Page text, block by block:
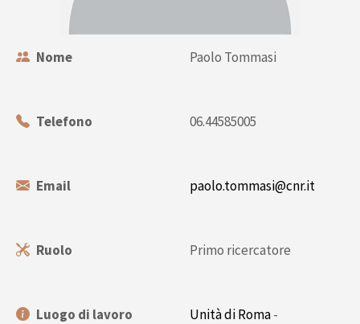
Nome
Telefono
Email
Ruolo
Luogo di lavoro
Paolo Tommasi
06.44585005
paolo.tommasi@cnr.it
Primo ricercatore
Unità di Roma-